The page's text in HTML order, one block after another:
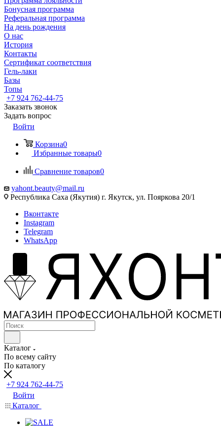
Бонусная программа
Реферальная программа
На день рождения
О нас
История
Контакты
Сертификат соответствия
Гель-лаки
Базы
Топы
+7 924 762-44-75
Заказать звонок
Задать вопрос
Войти
Корзина0
Избранные товары0
Сравнение товаров0
yahont.beauty@mail.ru
Республика Саха (Якутия) г. Якутск, ул. Пояркова 20/1
Вконтакте
Instagram
Telegram
WhatsApp
Каталог
По всему сайту
По каталогу
+7 924 762-44-75
Войти
Каталог